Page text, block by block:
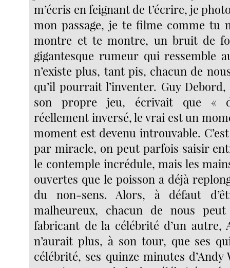
m’écris en feignant de t’écrire, je
mon passage, je te filme comme tu
montre et te montre, un bruit de
gigantesque rumeur qui ressemble
n’existe plus, tant pis, chacun de
qu’il pourrait l’inventer. Guy
son propre jeu, écrivait que «
réellement inversé, le vrai est un
moment est devenu introuvable.
par miracle, on peut parfois saisir
le contemple incrédule, mais les
ouvertes que le poisson a déjà
du non-sens. Alors, à défaut
malheureux, chacun de nous
fabricant de la célébrité d’un autre,
n’aurait plus, à son tour, que ses
célébrité, ses quinze minutes